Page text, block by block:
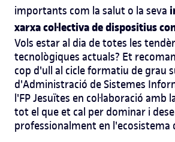
importants com la salut o la seva
xarxa col·lectiva de dispositius
Vols estar al dia de totes les
tecnològiques actuals? Et
cop d'ull al cicle formatiu de grau
d'Administració de Sistemes
l'FPJesuïtes en col·laboració amb
tot el que et cal per dominar i
professionalment en l'ecosistema